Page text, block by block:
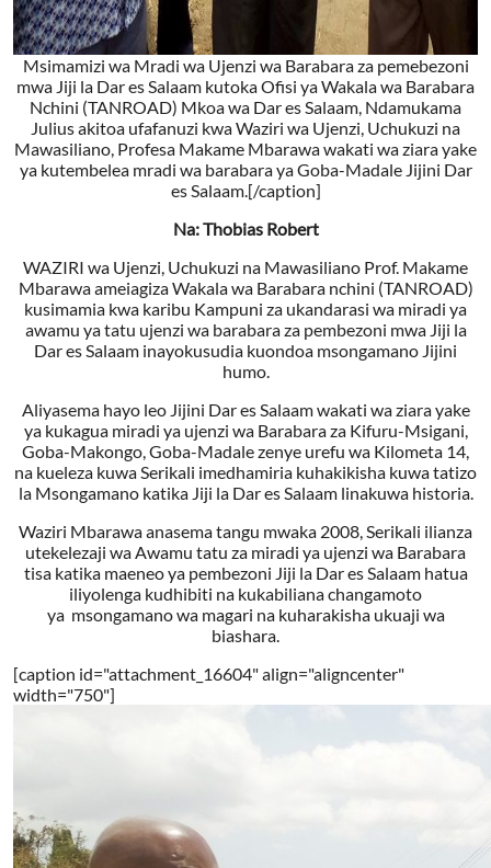
Msimamizi wa Mradi wa Ujenzi wa Barabara za pemebezoni
mwa Jiji la Dar es Salaam kutoka Ofisi ya Wakala wa Barabara
Nchini (TANROAD) Mkoa wa Dar es Salaam, Ndamukama
Julius akitoa ufafanuzi kwa Waziri wa Ujenzi, Uchukuzi na
Mawasiliano, Profesa Makame Mbarawa wakati wa ziara yake
ya kutembelea mradi wa barabara ya Goba-Madale Jijini Dar
es Salaam.[/caption]
Na: Thobias Robert
WAZIRI wa Ujenzi, Uchukuzi na Mawasiliano Prof. Makame
Mbarawa ameiagiza Wakala wa Barabara nchini (TANROAD)
kusimamia kwa karibu Kampuni za ukandarasi wa miradi ya
awamu ya tatu ujenzi wa barabara za pembezoni mwa Jiji la
Dar es Salaam inayokusudia kuondoa msongamano Jijini
humo.
Aliyasema hayo leo Jijini Dar es Salaam wakati wa ziara yake
ya kukagua miradi ya ujenzi wa Barabara za Kifuru-Msigani,
Goba-Makongo, Goba-Madale zenye urefu wa Kilometa 14,
na kueleza kuwa Serikali imedhamiria kuhakikisha kuwa tatizo
la Msongamano katika Jiji la Dar es Salaam linakuwa historia.
Waziri Mbarawa anasema tangu mwaka 2008, Serikali ilianza
utekelezaji wa Awamu tatu za miradi ya ujenzi wa Barabara
tisa katika maeneo ya pembezoni Jiji la Dar es Salaam hatua
iliyolenga kudhibiti na kukabiliana changamoto
ya msongamano wa magari na kuharakisha ukuaji wa
biashara.
[caption id="attachment_16604" align="aligncenter"
width="750"]